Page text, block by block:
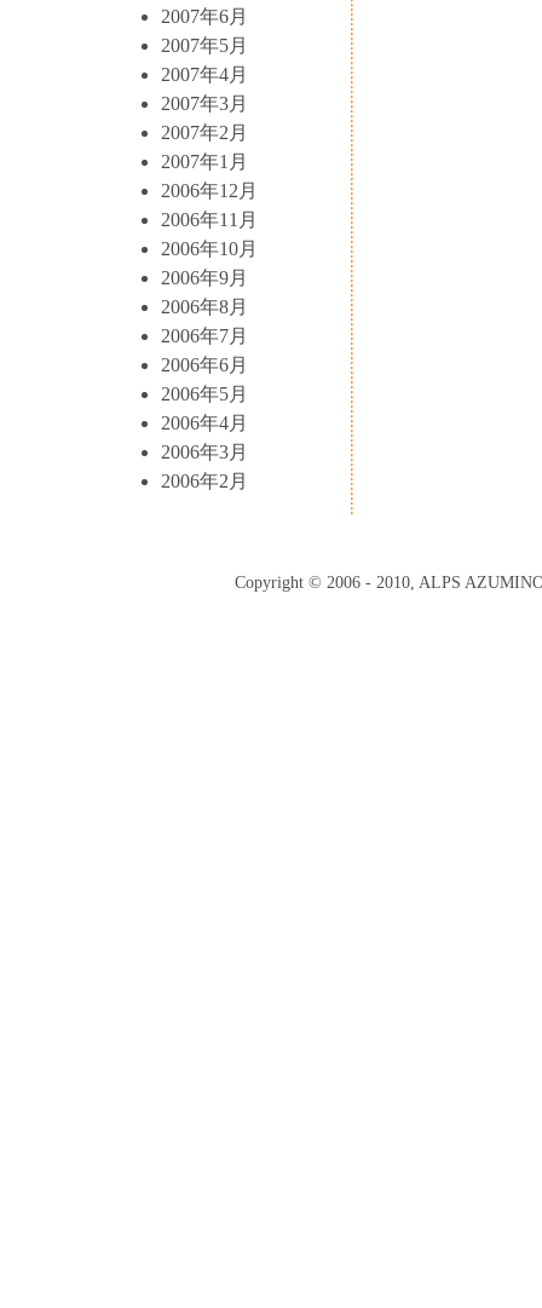
2007年6月
2007年5月
2007年4月
2007年3月
2007年2月
2007年1月
2006年12月
2006年11月
2006年10月
2006年9月
2006年8月
2006年7月
2006年6月
2006年5月
2006年4月
2006年3月
2006年2月
Copyright © 2006 - 2010, ALPS